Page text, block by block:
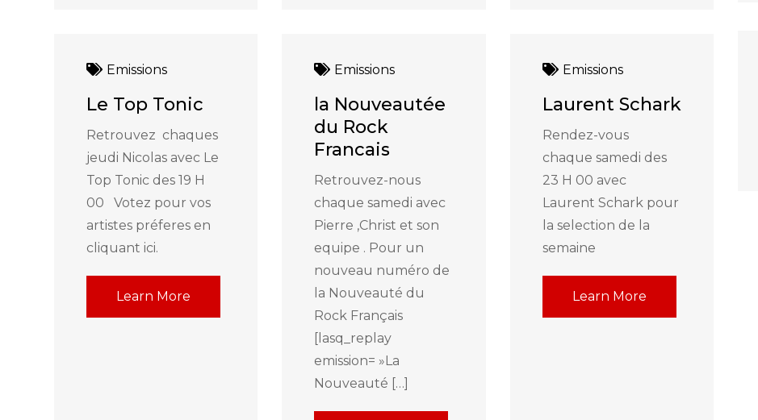
Emissions
Le Top Tonic
Retrouvez chaques
jeudi Nicolas avec Le
Top Tonic des 19 H
00 Votez pour vos
artistes préferes en
cliquant ici.
Learn More
Emissions
la Nouveautée
du Rock
Francais
Retrouvez-nous
chaque samedi avec
Pierre ,Christ et son
equipe . Pour un
nouveau numéro de
la Nouveauté du
Rock Français
[lasq_replay
emission= »La
Nouveauté […]
Emissions
Laurent Schark
Rendez-vous
chaque samedi des
23 H 00 avec
Laurent Schark pour
la selection de la
semaine
Learn More